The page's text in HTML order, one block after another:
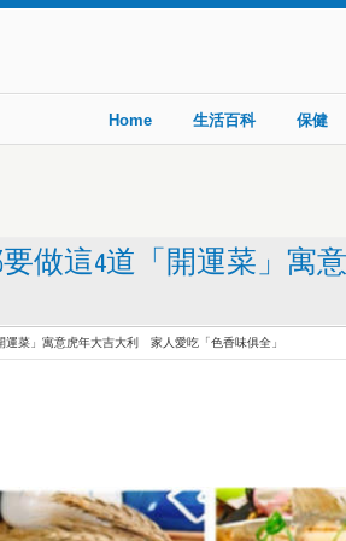
Home 生活百科 保健
做這4道「開運菜」
運菜」寓意虎年大吉大利 家人愛吃「色香味俱全」